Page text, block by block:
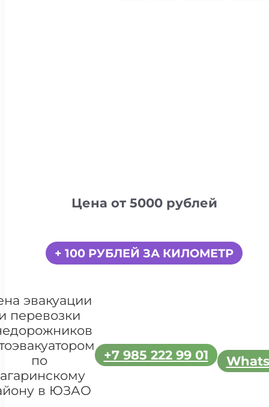
Цена от 5000 рублей
+ 100 РУБЛЕЙ ЗА КИЛОМЕТР
эвакуации
перевозки
по
в ЮЗАО
+7 985 222 99 01